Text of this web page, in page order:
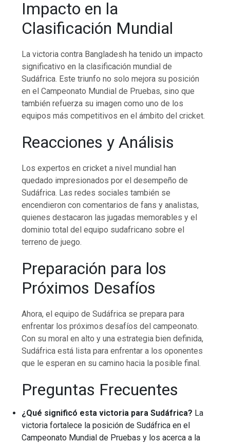
Impacto en la
Clasificación Mundial
La victoria contra Bangladesh ha tenido un impacto
significativo en la clasificación mundial de
Sudáfrica. Este triunfo no solo mejora su posición
en el Campeonato Mundial de Pruebas, sino que
también refuerza su imagen como uno de los
equipos más competitivos en el ámbito del cricket.
Reacciones y Análisis
Los expertos en cricket a nivel mundial han
quedado impresionados por el desempeño de
Sudáfrica. Las redes sociales también se
encendieron con comentarios de fans y analistas,
quienes destacaron las jugadas memorables y el
dominio total del equipo sudafricano sobre el
terreno de juego.
Preparación para los
Próximos Desafíos
Ahora, el equipo de Sudáfrica se prepara para
enfrentar los próximos desafíos del campeonato.
Con su moral en alto y una estrategia bien definida,
Sudáfrica está lista para enfrentar a los oponentes
que le esperan en su camino hacia la posible final.
Preguntas Frecuentes
¿Qué significó esta victoria para Sudáfrica? La
victoria fortalece la posición de Sudáfrica en el
Campeonato Mundial de Pruebas y los acerca a la